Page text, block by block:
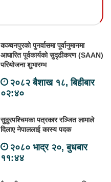
कञ्चनपुरको पुनर्वासमा पूर्वानुमानमा
आधारित पूर्वकार्यको सुदृढीकरण (SAAN)
परियोजना शुभारम्भ
२०८२ बैशाख १८, बिहीबार
०२:४०
सुदुरपश्चिमका पत्रकार रञ्जित लामाले
दिलाए नेपाललाई कास्य पदक
२०८० भाद्र २०, बुधबार
११:४४